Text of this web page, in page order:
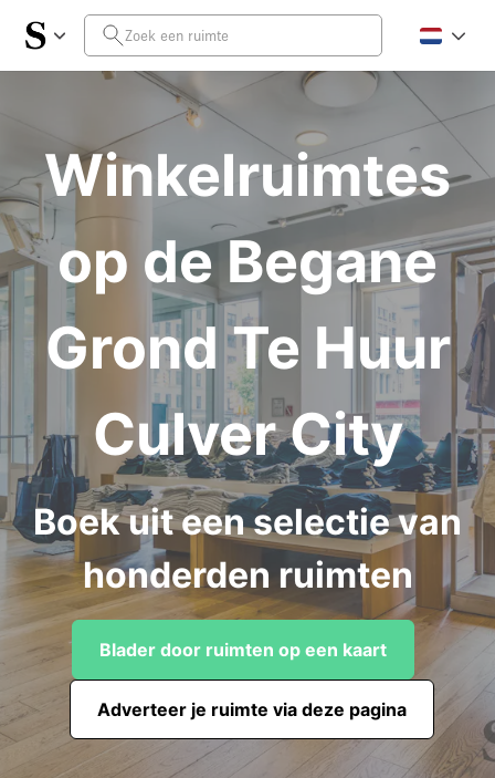
Winkelruimtes
op de Begane
Grond Te Huur
Culver City
Boek uit een selectie van
honderden ruimten
Blader door ruimten op een kaart
Adverteer je ruimte via deze pagina